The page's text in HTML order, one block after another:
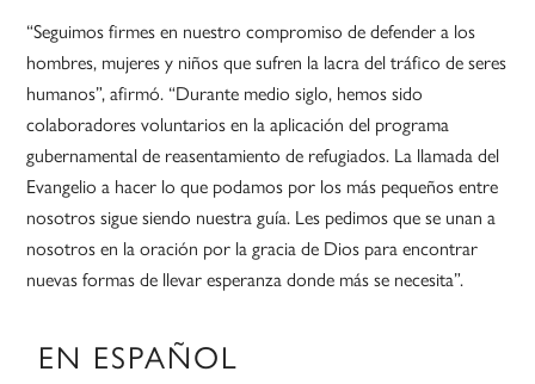
“Seguimos firmes en nuestro compromiso de defender a los
hombres, mujeres y niños que sufren la lacra del tráfico de seres
humanos”, afirmó. “Durante medio siglo, hemos sido
colaboradores voluntarios en la aplicación del programa
gubernamental de reasentamiento de refugiados. La llamada del
Evangelio a hacer lo que podamos por los más pequeños entre
nosotros sigue siendo nuestra guía. Les pedimos que se unan a
nosotros en la oración por la gracia de Dios para encontrar
nuevas formas de llevar esperanza donde más se necesita”.
EN ESPAÑOL